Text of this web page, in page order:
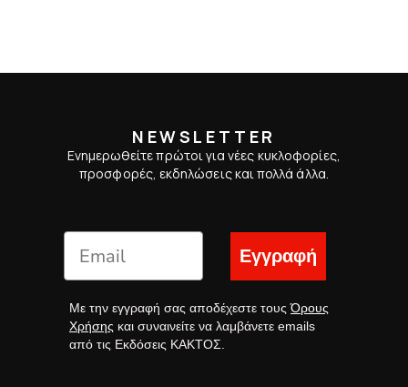
NEWSLETTER
Ενημερωθείτε πρώτοι για νέες κυκλοφορίες,
προσφορές, εκδηλώσεις και πολλά άλλα.
Εγγραφή
Με την εγγραφή σας αποδέχεστε τουςΌρους
Χρήσης και συναινείτε να λαμβάνετε emails
από τις Εκδόσεις ΚΑΚΤΟΣ.